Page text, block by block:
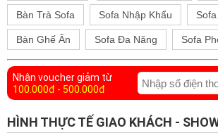
Bàn Trà Sofa Sofa Nhập Khẩu
Bàn Ghế Ăn Sofa Đa Năng Sofa
Nhận voucher giảm từ
100.000đ - 500.000đ
HÌNH THỰC TẾ GIAO KHÁCH -